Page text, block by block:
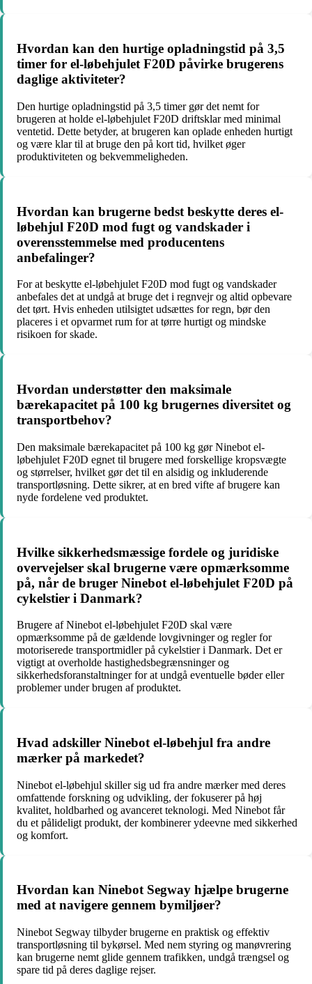
Hvordan kan den hurtige opladningstid på 3,5
timer for el-løbehjulet F20D påvirke brugerens
daglige aktiviteter?
Den hurtige opladningstid på 3,5 timer gør det nemt for
brugeren at holde el-løbehjulet F20D driftsklar med minimal
ventetid. Dette betyder, at brugeren kan oplade enheden hurtigt
og være klar til at bruge den på kort tid, hvilket øger
produktiviteten og bekvemmeligheden.
Hvordan kan brugerne bedst beskytte deres el-
løbehjul F20D mod fugt og vandskader i
overensstemmelse med producentens
anbefalinger?
For at beskytte el-løbehjulet F20D mod fugt og vandskader
anbefales det at undgå at bruge det i regnvejr og altid opbevare
det tørt. Hvis enheden utilsigtet udsættes for regn, bør den
placeres i et opvarmet rum for at tørre hurtigt og mindske
risikoen for skade.
Hvordan understøtter den maksimale
bærekapacitet på 100 kg brugernes diversitet og
transportbehov?
Den maksimale bærekapacitet på 100 kg gør Ninebot el-
løbehjulet F20D egnet til brugere med forskellige kropsvægte
og størrelser, hvilket gør det til en alsidig og inkluderende
transportløsning. Dette sikrer, at en bred vifte af brugere kan
nyde fordelene ved produktet.
Hvilke sikkerhedsmæssige fordele og juridiske
overvejelser skal brugerne være opmærksomme
på, når de bruger Ninebot el-løbehjulet F20D på
cykelstier i Danmark?
Brugere af Ninebot el-løbehjulet F20D skal være
opmærksomme på de gældende lovgivninger og regler for
motoriserede transportmidler på cykelstier i Danmark. Det er
vigtigt at overholde hastighedsbegrænsninger og
sikkerhedsforanstaltninger for at undgå eventuelle bøder eller
problemer under brugen af produktet.
Hvad adskiller Ninebot el-løbehjul fra andre
mærker på markedet?
Ninebot el-løbehjul skiller sig ud fra andre mærker med deres
omfattende forskning og udvikling, der fokuserer på høj
kvalitet, holdbarhed og avanceret teknologi. Med Ninebot får
du et pålideligt produkt, der kombinerer ydeevne med sikkerhed
og komfort.
Hvordan kan Ninebot Segway hjælpe brugerne
med at navigere gennem bymiljøer?
Ninebot Segway tilbyder brugerne en praktisk og effektiv
transportløsning til bykørsel. Med nem styring og manøvrering
kan brugerne nemt glide gennem trafikken, undgå trængsel og
spare tid på deres daglige rejser.